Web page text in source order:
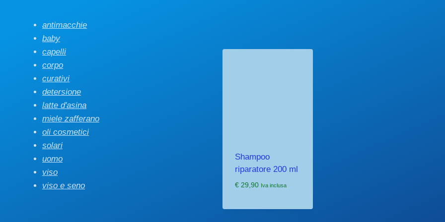
Shampoo
riparatore 200 ml
€29,90 Iva inclusa
antimacchie
baby
capelli
corpo
curativi
detersione
latte d'asina
miele zafferano
oli cosmetici
solari
uomo
viso
viso e seno